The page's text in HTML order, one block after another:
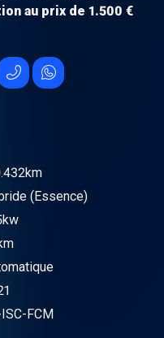
au prix de 1.500 €
(Essence)
FCM